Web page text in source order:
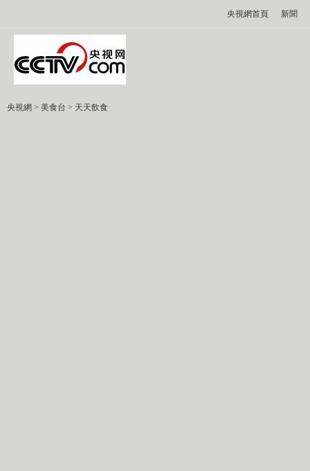
央視網首頁 新聞
央視網 > 美食台 > 天天飲食